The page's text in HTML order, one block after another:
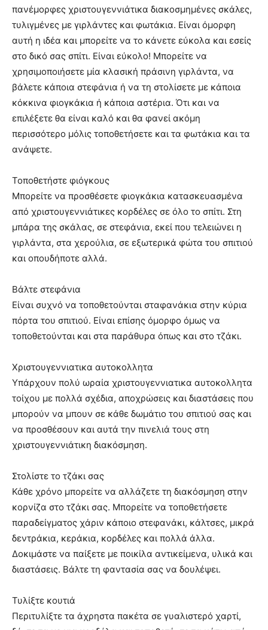
πανέμορφες χριστουγεννιάτικα διακοσμημένες σκάλες,
τυλιγμένες με γιρλάντες και φωτάκια. Είναι όμορφη
αυτή η ιδέα και μπορείτε να το κάνετε εύκολα και εσείς
στο δικό σας σπίτι. Είναι εύκολο! Μπορείτε να
χρησιμοποιήσετε μία κλασική πράσινη γιρλάντα, να
βάλετε κάποια στεφάνια ή να τη στολίσετε με κάποια
κόκκινα φιογκάκια ή κάποια αστέρια. Ότι και να
επιλέξετε θα είναι καλό και θα φανεί ακόμη
περισσότερο μόλις τοποθετήσετε και τα φωτάκια και τα
ανάψετε.
Τοποθετήστε φιόγκους
Μπορείτε να προσθέσετε φιογκάκια κατασκευασμένα
από χριστουγεννιάτικες κορδέλες σε όλο το σπίτι. Στη
μπάρα της σκάλας, σε στεφάνια, εκεί που τελειώνει η
γιρλάντα, στα χερούλια, σε εξωτερικά φώτα του σπιτιού
και οπουδήποτε αλλά.
Βάλτε στεφάνια
Είναι συχνό να τοποθετούνται σταφανάκια στην κύρια
πόρτα του σπιτιού. Είναι επίσης όμορφο όμως να
τοποθετούνται και στα παράθυρα όπως και στο τζάκι.
Χριστουγεννιατικα αυτοκολλητα
Υπάρχουν πολύ ωραία χριστουγεννιατικα αυτοκολλητα
τοίχου με πολλά σχέδια, αποχρώσεις και διαστάσεις που
μπορούν να μπουν σε κάθε δωμάτιο του σπιτιού σας και
να προσθέσουν και αυτά την πινελιά τους στη
χριστουγεννιάτικη διακόσμηση.
Στολίστε το τζάκι σας
Κάθε χρόνο μπορείτε να αλλάζετε τη διακόσμηση στην
κορνίζα στο τζάκι σας. Μπορείτε να τοποθετήσετε
παραδείγματος χάριν κάποιο στεφανάκι, κάλτσες, μικρά
δεντράκια, κεράκια, κορδέλες και πολλά άλλα.
Δοκιμάστε να παίξετε με ποικίλα αντικείμενα, υλικά και
διαστάσεις. Βάλτε τη φαντασία σας να δουλέψει.
Τυλίξτε κουτιά
Περιτυλίξτε τα άχρηστα πακέτα σε γυαλιστερό χαρτί,